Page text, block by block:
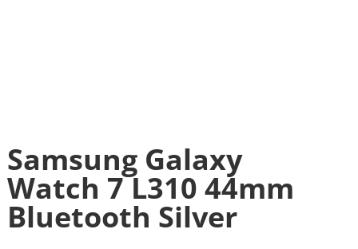
Samsung Galaxy
Watch 7 L310 44mm
Bluetooth Silver